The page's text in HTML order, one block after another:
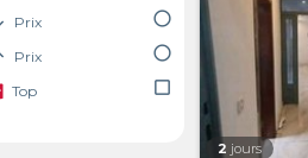
Prix
radio_button_unchecked
Prix radio_button_unchecked
Top check_box_outline_blank
2 jours